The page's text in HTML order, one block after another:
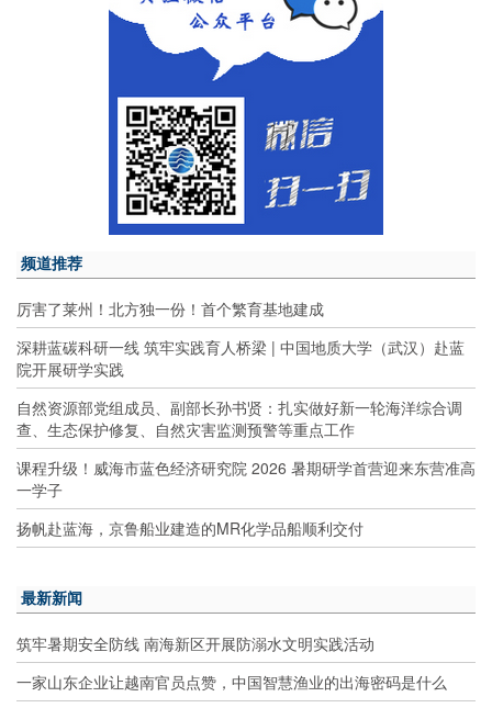
频道推荐
厉害了莱州！北方独一份！首个繁育基地建成
深耕蓝碳科研一线 筑牢实践育人桥梁 | 中国地质大学（武汉）赴蓝
院开展研学实践
自然资源部党组成员、副部长孙书贤：扎实做好新一轮海洋综合调
查、生态保护修复、自然灾害监测预警等重点工作
课程升级！威海市蓝色经济研究院 2026 暑期研学首营迎来东营准高
一学子
扬帆赴蓝海，京鲁船业建造的MR化学品船顺利交付
最新新闻
筑牢暑期安全防线 南海新区开展防溺水文明实践活动
一家山东企业让越南官员点赞，中国智慧渔业的出海密码是什么